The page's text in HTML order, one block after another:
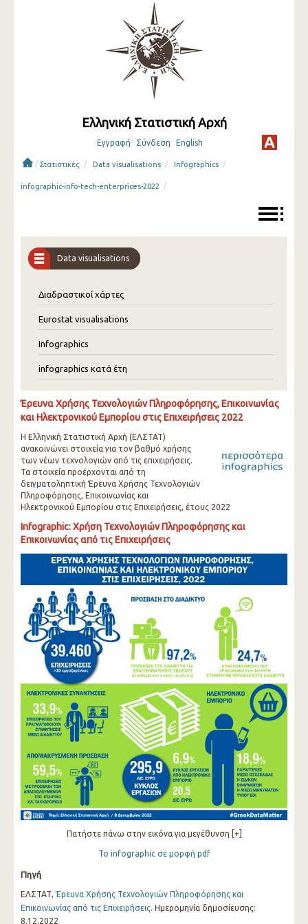
Ελληνική Στατιστική Αρχή
Εγγραφή Σύνδεση English
/ Στατιστικές / Data visualisations / Infographics /
infographic-info-tech-enterprices-2022 /
Data visualisations
Διαδραστικοί χάρτες
Eurostat visualisations
Infographics
infographics κατά έτη
Έρευνα Χρήσης Τεχνολογιών Πληροφόρησης, Επικοινωνίας
και Ηλεκτρονικού Εμπορίου στις Επιχειρήσεις 2022
Η Ελληνική Στατιστική Αρχή (ΕΛΣΤΑΤ)
ανακοινώνει στοιχεία για τον βαθμό χρήσης
των νέων τεχνολογιών από τις επιχειρήσεις.
Τα στοιχεία προέρχονται από τη
δειγματοληπτική Έρευνα Χρήσης Τεχνολογιών
Πληροφόρησης, Επικοινωνίας και
Ηλεκτρονικού Εμπορίου στις Επιχειρήσεις, έτους 2022
Infographic: Χρήση Τεχνολογιών Πληροφόρησης και
Επικοινωνίας από τις Επιχειρήσεις
Πατήστε πάνω στην εικόνα για μεγέθυνση [+]
Το infographic σε μορφή pdf
Πηγή
ΕΛΣΤΑΤ,Έρευνα Χρήσης Τεχνολογιών Πληροφόρησης και
Επικοινωνίας από τις Επιχειρήσεις. Ημερομηνία δημοσίευσης:
8.12.2022